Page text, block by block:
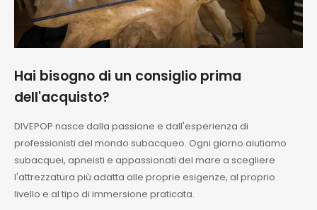
Hai bisogno di un consiglio prima
dell'acquisto?
DIVEPOP nasce dalla passione e dall'esperienza di
professionisti del mondo subacqueo. Ogni giorno aiutiamo
subacquei, apneisti e appassionati del mare a scegliere
l'attrezzatura più adatta alle proprie esigenze, al proprio
livello e al tipo di immersione praticata.